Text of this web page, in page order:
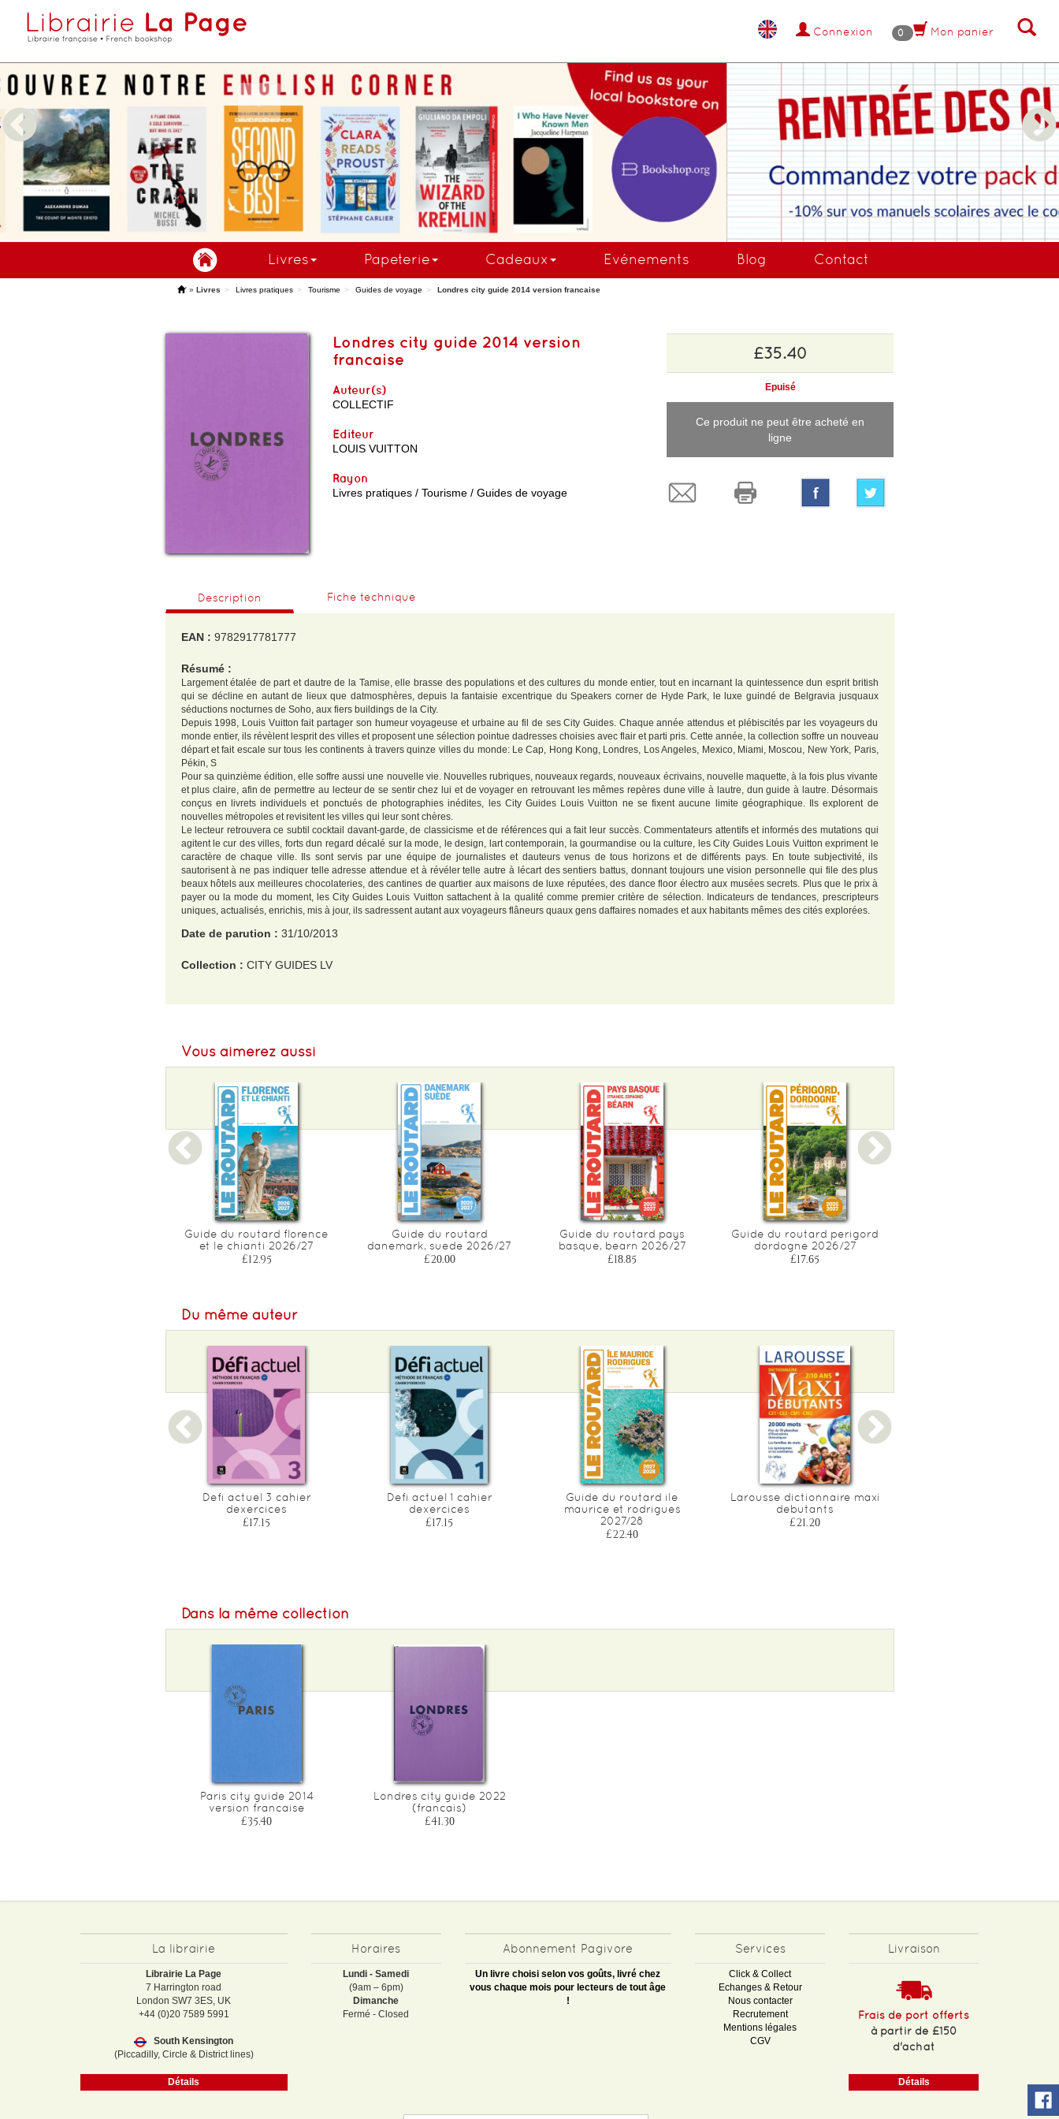
Connexion 0 Mon panier
COMMANDEZ MAINTENANT !
Livres Papeterie Cadeaux Evénements Blog Contact
'» Livres Livres pratiques Tourisme Guides de voyage Londres city guide 2014 version francaise
Londres city guide 2014 version
francaise
Auteur(s)
COLLECTIF
Editeur
LOUIS VUITTON
Rayon
Livres pratiques / Tourisme / Guides de voyage
£35.40
Epuisé
Ce produit ne peut être acheté en
ligne
Description Fiche technique
EAN : 9782917781777
Résumé :
Largement étalée de part et dautre de la Tamise, elle brasse des populations et des cultures du monde entier, tout en incarnant la quintessence dun esprit british
qui se décline en autant de lieux que datmosphères, depuis la fantaisie excentrique du Speakers corner de Hyde Park, le luxe guindé de Belgravia jusquaux
séductions nocturnes de Soho, aux fiers buildings de la City.
Depuis 1998, Louis Vuitton fait partager son humeur voyageuse et urbaine au fil de ses City Guides. Chaque année attendus et plébiscités par les voyageurs du
monde entier, ils révèlent lesprit des villes et proposent une sélection pointue dadresses choisies avec flair et parti pris. Cette année, la collection soffre un nouveau
départ et fait escale sur tous les continents à travers quinze villes du monde: Le Cap, Hong Kong, Londres, Los Angeles, Mexico, Miami, Moscou, New York, Paris,
Pékin, S
Pour sa quinzième édition, elle soffre aussi une nouvelle vie. Nouvelles rubriques, nouveaux regards, nouveaux écrivains, nouvelle maquette, à la fois plus vivante
et plus claire, afin de permettre au lecteur de se sentir chez lui et de voyager en retrouvant les mêmes repères dune ville à lautre, dun guide à lautre. Désormais
conçus en livrets individuels et ponctués de photographies inédites, les City Guides Louis Vuitton ne se fixent aucune limite géographique. Ils explorent de
nouvelles métropoles et revisitent les villes qui leur sont chères.
Le lecteur retrouvera ce subtil cocktail davant-garde, de classicisme et de références qui a fait leur succès. Commentateurs attentifs et informés des mutations qui
agitent le cur des villes, forts dun regard décalé sur la mode, le design, lart contemporain, la gourmandise ou la culture, les City Guides Louis Vuitton expriment le
caractère de chaque ville. Ils sont servis par une équipe de journalistes et dauteurs venus de tous horizons et de différents pays. En toute subjectivité, ils
sautorisent à ne pas indiquer telle adresse attendue et à révéler telle autre à lécart des sentiers battus, donnant toujours une vision personnelle qui file des plus
beaux hôtels aux meilleures chocolateries, des cantines de quartier aux maisons de luxe réputées, des dance floor électro aux musées secrets. Plus que le prix à
payer ou la mode du moment, les City Guides Louis Vuitton sattachent à la qualité comme premier critère de sélection. Indicateurs de tendances, prescripteurs
uniques, actualisés, enrichis, mis à jour, ils sadressent autant aux voyageurs flâneurs quaux gens daffaires nomades et aux habitants mêmes des cités explorées.
Date de parution : 31/10/2013
Collection : CITY GUIDES LV
Format L :139
Poids :352 g
Epaisseur :15
Vous aimerez aussi
Guide du routard florence
et le chianti 2026/27
£12.95
Guide du routard
danemark, suede 2026/27
£20.00
Guide du routard pays
basque, bearn 2026/27
£18.85
Guide du routard perigord
dordogne 2026/27
£17.65
Du même auteur
Defi actuel 3 cahier
dexercices
£17.15
Defi actuel 1 cahier
dexercices
£17.15
Guide du routard ile
maurice et rodrigues
2027/28
£22.40
Larousse dictionnaire maxi
debutants
£21.20
Dans la même collection
Paris city guide 2014
version francaise
£35.40
Londres city guide 2022
(francais)
£41.30
La librairie
Librairie La Page
7 Harrington road
London SW7 3ES, UK
+44 (0)20 7589 5991
South Kensington
(Piccadilly, Circle & District lines)
Détails
Horaires
Lundi - Samedi
(9am – 6pm)
Dimanche
Fermé - Closed
Abonnement Pagivore
Un livre choisi selon vos goûts, livré chez
vous chaque mois pour lecteurs de tout âge
!
Services
Click & Collect
Echanges & Retour
Nous contacter
Recrutement
Mentions légales
CGV
Livraison
Frais de port offerts
à partir de £150
d'achat
Détails